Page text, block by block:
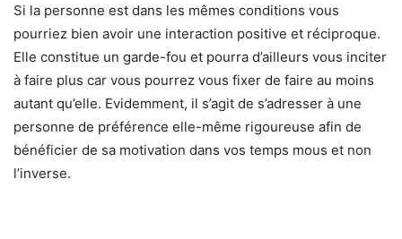
Si la personne est dans les mêmes conditions vous
pourriez bien avoir une interaction positive et réciproque.
Elle constitue un garde-fou et pourra d’ailleurs vous inciter
à faire plus car vous pourrez vous fixer de faire au moins
autant qu’elle. Evidemment, il s’agit de s’adresser à une
personne de préférence elle-même rigoureuse afin de
bénéficier de sa motivation dans vos temps mous et non
l’inverse.